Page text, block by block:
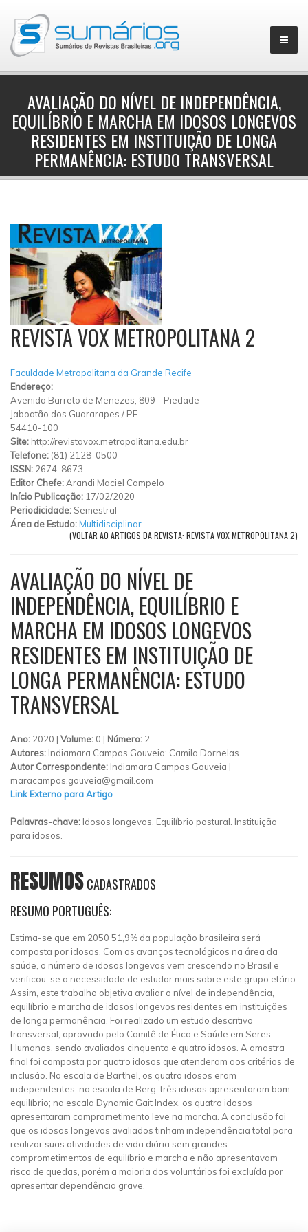
▼
AVALIAÇÃO DO NÍVEL DE INDEPENDÊNCIA,
EQUILÍBRIO E MARCHA EM IDOSOS LONGEVOS
RESIDENTES EM INSTITUIÇÃO DE LONGA
PERMANÊNCIA: ESTUDO TRANSVERSAL
REVISTA VOX METROPOLITANA 2
Faculdade Metropolitana da Grande Recife
Endereço:
Avenida Barreto de Menezes, 809 - Piedade
Jaboatão dos Guararapes / PE
54410-100
Site: http://revistavox.metropolitana.edu.br
Telefone: (81) 2128-0500
ISSN: 2674-8673
Editor Chefe:Arandi Maciel Campelo
Início Publicação: 17/02/2020
Periodicidade: Semestral
Área de Estudo:Multidisciplinar
(VOLTAR AO ARTIGOS DA REVISTA: REVISTA VOX METROPOLITANA 2)
AVALIAÇÃO DO NÍVEL DE
INDEPENDÊNCIA, EQUILÍBRIO E
MARCHA EM IDOSOS LONGEVOS
RESIDENTES EM INSTITUIÇÃO DE
LONGA PERMANÊNCIA: ESTUDO
TRANSVERSAL
Ano: 2020 | Volume: 0 | Número: 2
Autores: Indiamara Campos Gouveia; Camila Dornelas
Autor Correspondente: Indiamara Campos Gouveia |
maracampos.gouveia@gmail.com
Link Externo para Artigo
Palavras-chave: Idosos longevos. Equilíbrio postural. Instituição
para idosos.
RESUMOSCADASTRADOS
RESUMO PORTUGUÊS:
Estima-se que em 2050 51,9% da população brasileira será
composta por idosos. Com os avanços tecnológicos na área da
saúde, o número de idosos longevos vem crescendo no Brasil e
verificou-se a necessidade de estudar mais sobre este grupo etário.
Assim, este trabalho objetiva avaliar o nível de independência,
equilíbrio e marcha de idosos longevos residentes em instituições
de longa permanência. Foi realizado um estudo descritivo
transversal, aprovado pelo Comitê de Ética e Saúde em Seres
Humanos, sendo avaliados cinquenta e quatro idosos. A amostra
final foi composta por quatro idosos que atenderam aos critérios de
inclusão. Na escala de Barthel, os quatro idosos eram
independentes; na escala de Berg, três idosos apresentaram bom
equilíbrio; na escala Dynamic Gait Index, os quatro idosos
apresentaram comprometimento leve na marcha. A conclusão foi
que os idosos longevos avaliados tinham independência total para
realizar suas atividades de vida diária sem grandes
comprometimentos de equilíbrio e marcha e não apresentavam
risco de quedas, porém a maioria dos voluntários foi excluída por
apresentar dependência grave.